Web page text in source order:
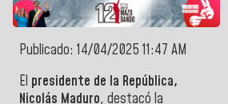
Publicado: 14/04/2025 11:47 AM
El presidente de la República,
Nicolás Maduro, destacó la